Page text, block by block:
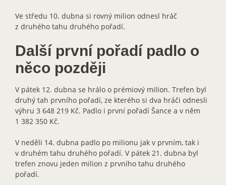
Ve středu 10. dubna si rovný milion odnesl hráč
z druhého tahu druhého pořadí.
Další první pořadí padlo o
něco později
V pátek 12. dubna se hrálo o prémiový milion. Trefen byl
druhý tah prvního pořadí, ze kterého si dva hráči odnesli
výhru 3 648 219 Kč. Padlo i první pořadí Šance a v něm
1 382 350 Kč.
V neděli 14. dubna padlo po milionu jak v prvním, tak i
v druhém tahu druhého pořadí. V pátek 21. dubna byl
trefen znovu jeden milion z prvního tahu druhého
pořadí.